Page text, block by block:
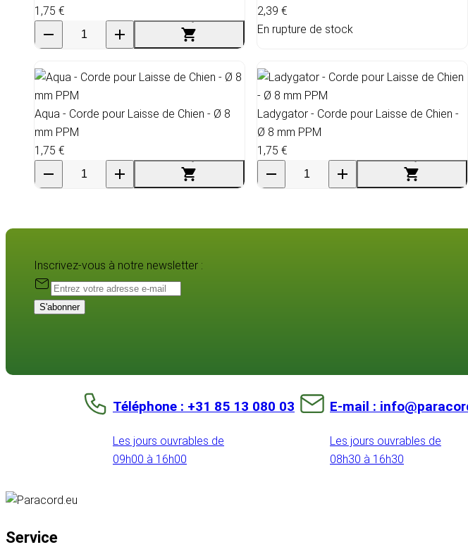
1,75 €
2,39 €
En rupture de stock
Aqua - Corde pour Laisse de Chien - Ø 8
mm PPM
1,75 €
Ladygator - Corde pour Laisse de Chien -
Ø 8 mm PPM
1,75 €
Inscrivez-vous à notre newsletter :
S'abonner
Téléphone : +31 85 13 080 03
Les jours ouvrables de
09h00 à 16h00
E-mail :
Les jours ouvrables de
08h30 à 16h30
Service